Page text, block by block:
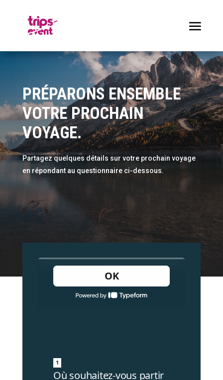
PRÉPARONS ENSEMBLE
VOTRE PROCHAIN
VOYAGE.
Partagez quelques détails sur votre prochain voyage
en répondant au questionnaire ci-dessous.